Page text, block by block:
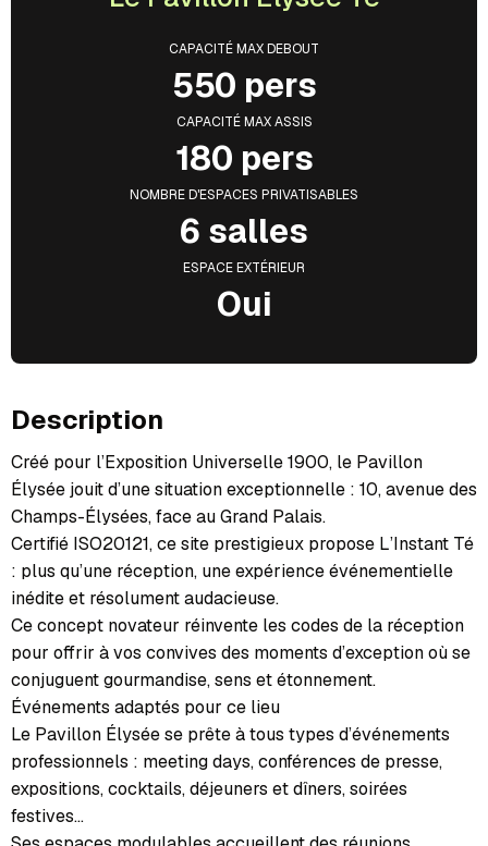
CAPACITÉ MAX DEBOUT
550 pers
CAPACITÉ MAX ASSIS
180 pers
NOMBRE D'ESPACES PRIVATISABLES
6 salles
ESPACE EXTÉRIEUR
Oui
Description
Créé pour l’Exposition Universelle 1900, le Pavillon
Élysée jouit d’une situation exceptionnelle : 10, avenue des
Champs-Élysées, face au Grand Palais.
Certifié ISO20121, ce site prestigieux propose L’Instant Té
: plus qu’une réception, une expérience événementielle
inédite et résolument audacieuse.
Ce concept novateur réinvente les codes de la réception
pour offrir à vos convives des moments d’exception où se
conjuguent gourmandise, sens et étonnement.
Événements adaptés pour ce lieu
Le Pavillon Élysée se prête à tous types d’événements
professionnels : meeting days, conférences de presse,
expositions, cocktails, déjeuners et dîners, soirées
festives…